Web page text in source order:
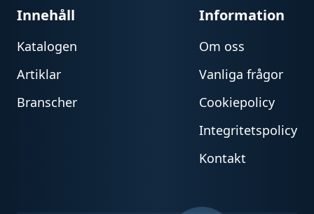
Innehåll
Katalogen
Artiklar
Branscher
Information
Om oss
Vanliga frågor
Cookiepolicy
Integritetspolicy
Kontakt